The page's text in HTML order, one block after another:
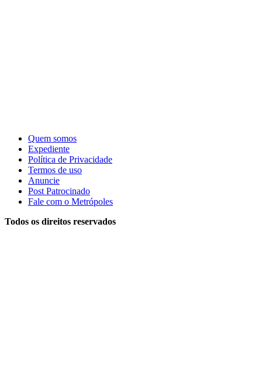
Quem somos
Expediente
Política de Privacidade
Termos de uso
Anuncie
Post Patrocinado
Fale com o Metrópoles
Todos os direitos reservados